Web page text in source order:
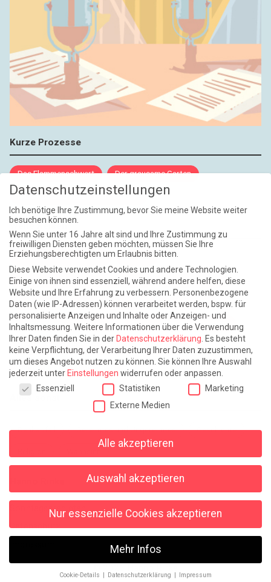
Kurze Prozesse
Das Flammenschwert Der grausame Garten
NIEMALS UND AUCH DANN NICHT
Weite Reisen
Atlantische Turbulenzen DIE ELF
Die Zeit der Ringelblumen ist vorbei Europa im Kopf
Fast am Ziel Frühling in Florenz In der Blase
Leben lernen / Ein Versuch Trinken. Träumen. Trösten.
Triple-Edinburgher mit Ketchup WACHS!
Winterreise (mit Sommern)
Alles sonst
Denkabfall Gereimtes und Ungereimtes Geschichte
Sonntagspredigten
Datenschutz
Datenschutzeinstellungen
Ich benötige Ihre Zustimmung, bevor Sie meine Website weiter
besuchen können.
Wenn Sie unter 16 Jahre alt sind und Ihre Zustimmung zu
freiwilligen Diensten geben möchten, müssen Sie Ihre
Erziehungsberechtigten um Erlaubnis bitten.
Diese Website verwendet Cookies und andere Technologien.
Einige von ihnen sind essenziell, während andere helfen, diese
Website und Ihre Erfahrung zu verbessern. Personenbezogene
Daten (wie IP-Adressen) können verarbeitet werden, bspw. für
personalisierte Anzeigen und Inhalte oder Anzeigen- und
Inhaltsmessung. Weitere Informationen über die Verwendung
Ihrer Daten finden Sie in der Datenschutzerklärung Es besteht
keine Verpflichtung, der Verarbeitung Ihrer Daten zuzustimmen,
um dieses Angebot nutzen zu können. Sie können Ihre Auswahl
jederzeit unter Einstellungen widerrufen oder anpassen.
Datenschutzeinstellungen
Essenziell Statistiken
Marketing
Externe Medien
Alle akzeptieren
Auswahl akzeptieren
Nur essenzielle Cookies akzeptieren
Mehr Infos
Cookie-Details Datenschutzerklärung Impressum